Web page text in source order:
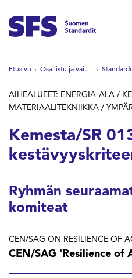
Etsi sivuilta
Hae hakutermillä
Etusivu Osallistu ja vaikuta
AIHEALUEET: ENERGIA-ALA /
MATERIAALITEKNIIKKA /
Kemesta/SR
Ryhmän
komiteat
CEN/SAG ON RESILIENCE OF
CEN/SAG 'Resilience of